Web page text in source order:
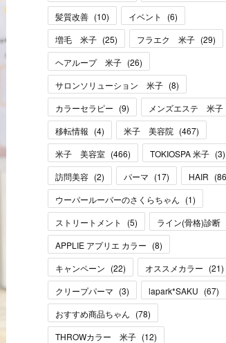
髪質改善 (10) イベント (6)
増毛 米子 (25) フラエク 米子 (29)
ヘアループ 米子 (26)
サロンソリューション 米子 (8)
カラーセラピー (9) メンズエステ 米子
移転情報 (4) 米子 美容院 (467)
米子 美容室 (466) TOKIOSPA 米子 (3)
訪問美容 (2) パーマ (17) HAIR (86
ウーパールーパーのさくらちゃん (1)
ストリートメント
(5) ライン(骨格)診断
APPLIE アプリエ カラー (8)
キャンペーン (22) オススメカラー (21)
クリープパーマ (3) lapark*SAKU (67)
おすすめ商品ちゃん (78)
THROWカラー 米子 (12)